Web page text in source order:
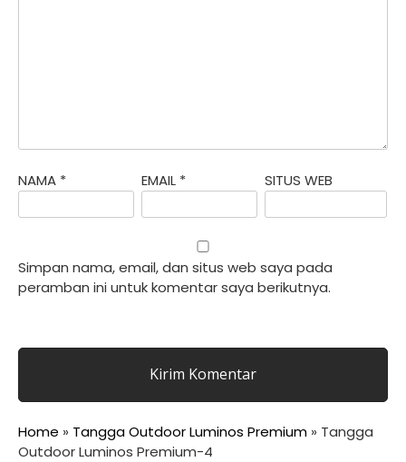
NAMA * EMAIL * SITUS WEB
Simpan nama, email, dan situs web saya pada
peramban ini untuk komentar saya berikutnya.
Home » Tangga Outdoor Luminos Premium » Tangga
Outdoor Luminos Premium-4